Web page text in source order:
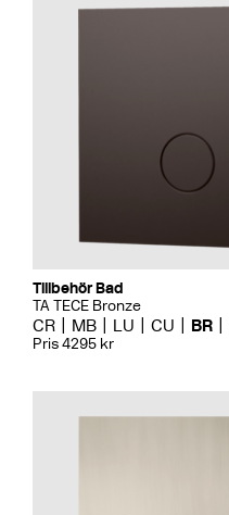
Tillbehör Bad
TA TECE Bronze
CR MB LU CU BR
Pris 4295 kr